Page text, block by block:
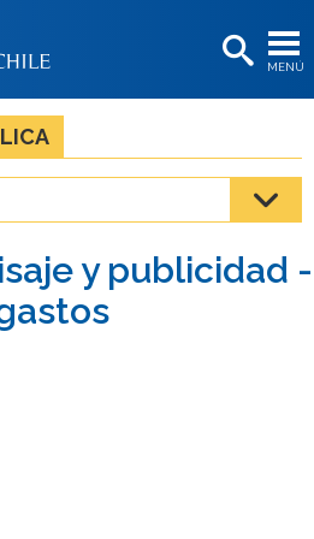
MENÚ
Estudiantes
os
os
y publicidad -